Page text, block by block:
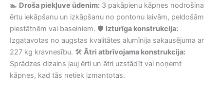
laivām
daudzums
🏊 Droša piekļuve ūdenim: 3 pakāpienu kāpnes nodrošina
ērtu iekāpšanu un izkāpšanu no pontonu laivām, peldošām
piestātnēm vai baseiniem. 🛡️ Izturīga konstrukcija:
Izgatavotas no augstas kvalitātes alumīnija sakausējuma ar
227 kg kravnesību. 🛠️ Ātri atbrīvojama konstrukcija:
Sprādzes dizains ļauj ērti un ātri uzstādīt vai noņemt
kāpnes, kad tās netiek izmantotas.